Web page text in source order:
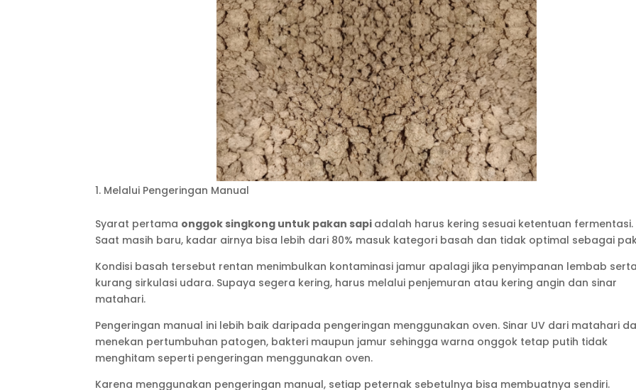
Melalui Pengeringan Manual
Syarat pertama onggok singkong untuk pakan sapi adalah harus kering sesuai ketentuan fermentasi.
Saat masih baru, kadar airnya bisa lebih dari 80% masuk kategori basah dan tidak optimal sebagai
Kondisi basah tersebut rentan menimbulkan kontaminasi jamur apalagi jika penyimpanan lembab serta
kurang sirkulasi udara. Supaya segera kering, harus melalui penjemuran atau kering angin dan sinar
matahari.
Pengeringan manual ini lebih baik daripada pengeringan menggunakan oven. Sinar UV dari matahari
menekan pertumbuhan patogen, bakteri maupun jamur sehingga warna onggok tetap putih tidak
menghitam seperti pengeringan menggunakan oven.
Karena menggunakan pengeringan manual, setiap peternak sebetulnya bisa membuatnya sendiri.